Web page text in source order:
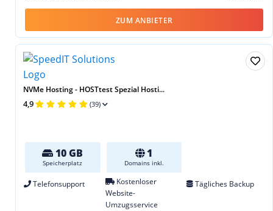
ZUM ANBIETER
NVMe Hosting - HOSTtest Spezial Hosti...
4,9 (39)
10 GB
Speicherplatz
1
Domains inkl.
Telefonsupport
Kostenloser
Website-
Umzugsservice
Tägliches Backup